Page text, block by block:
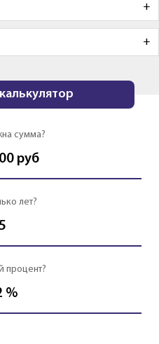
сумма?
руб
лет?
5
процент?
%